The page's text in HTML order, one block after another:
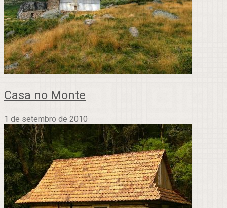
Casa no Monte
1 de setembro de 2010